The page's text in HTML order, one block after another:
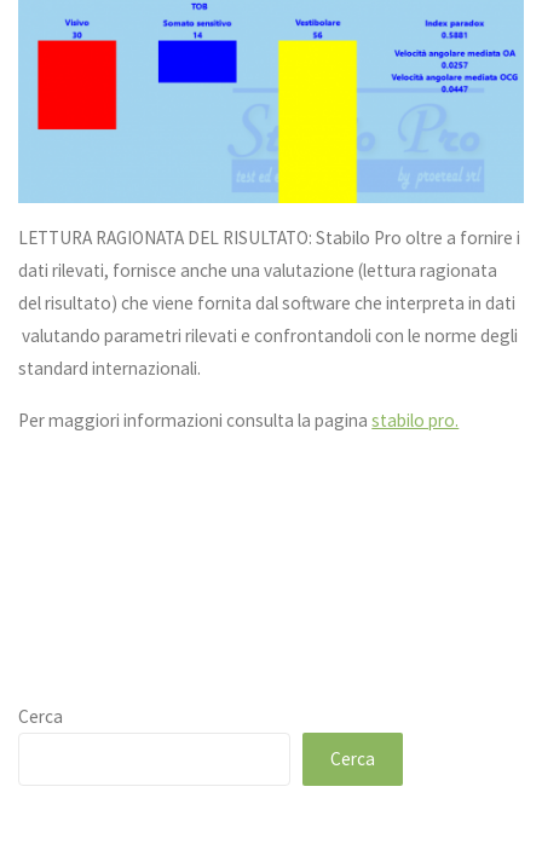
LETTURA RAGIONATA DEL RISULTATO: Stabilo Pro oltre a fornire i
dati rilevati, fornisce anche una valutazione (lettura ragionata
del risultato) che viene fornita dal software che interpreta in dati
valutando parametri rilevati e confrontandoli con le norme degli
standard internazionali.
Per maggiori informazioni consulta la paginastabilo pro.
Cerca
Cerca